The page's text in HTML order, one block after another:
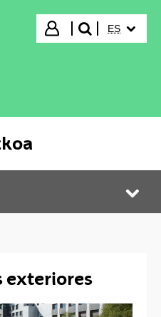
Iniciar sesión
buscar"
ES
exteriores